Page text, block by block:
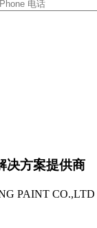
决方案提供商
PAINT CO.,LTD